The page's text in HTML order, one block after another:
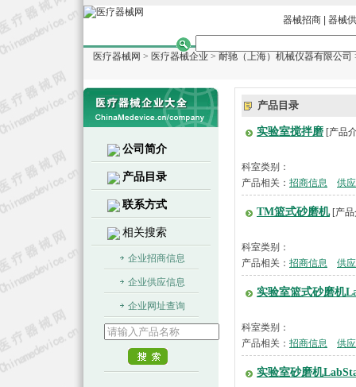
器械招商 器械
医疗器械网 > 医疗器械企业 > 耐驰（上海）机械仪器有限公司
公司简介
产品目录
联系方式
相关搜索
企业招商信息
企业供应信息
企业网址查询
产品目录
实验室搅拌磨 [产品
科室类别：
产品相关： 招商信息 供
TM篮式砂磨机 [产
科室类别：
产品相关： 招商信息 供
实验室篮式砂磨机
科室类别：
产品相关： 招商信息 供
实验室砂磨机